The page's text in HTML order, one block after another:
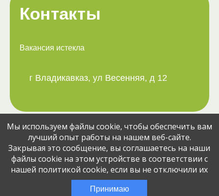
Контакты
Вакансия истекла
г Владикавказ, ул Весенняя, д 12
Поделитесь вакансией с друзьями:
© Jobcart, 2023
Эта вакансия размещена2 месяца назад
Мы используем файлы cookie, чтобы обеспечить вам
лучший опыт работы на нашем веб-сайте.
Закрывая это сообщение, вы соглашаетесь на наши
файлы cookie на этом устройстве в соответствии с
нашей политикой cookie, если вы не отключили их
Принимаю